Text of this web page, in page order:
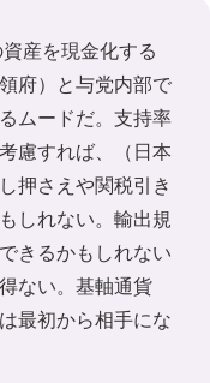
産を現金化する
府）と与党内部で
ムードだ。支持率
慮すれば、（日本
押さえや関税引き
しれない。輸出規
きるかもしれない
ない。基軸通貨
最初から相手にな